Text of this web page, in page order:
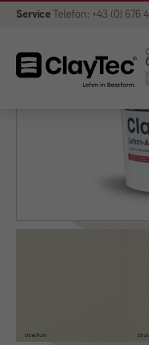
Service Telefon: +43 (0) 676